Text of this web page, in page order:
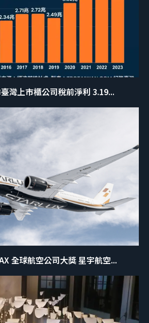
灣上市櫃公司稅前淨利 3.19...
全球航空公司大獎 星宇航空...